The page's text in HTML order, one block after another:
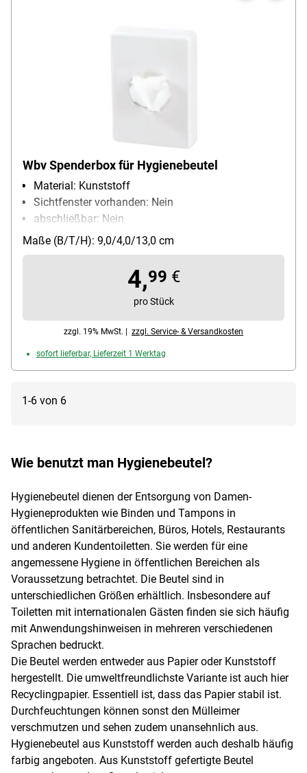
Wbv Spenderbox für Hygienebeutel
Material: Kunststoff
Sichtfenster vorhanden: Nein
abschließbar: Nein
Besonderheiten: ohne Hygienebeutel
Maße (B/T/H): 9,0/4,0/13,0 cm
4,99 €
pro Stück
zzgl. 19% MwSt. | zzgl. Service- & Versandkosten
sofort lieferbar, Lieferzeit 1 Werktag
1-6 von 6
Wie benutzt man Hygienebeutel?
Hygienebeutel dienen der Entsorgung von Damen-
Hygieneprodukten wie Binden und Tampons in
öffentlichen Sanitärbereichen, Büros, Hotels, Restaurants
und anderen Kundentoiletten. Sie werden für eine
angemessene Hygiene in öffentlichen Bereichen als
Voraussetzung betrachtet. Die Beutel sind in
unterschiedlichen Größen erhältlich. Insbesondere auf
Toiletten mit internationalen Gästen finden sie sich häufig
mit Anwendungshinweisen in mehreren verschiedenen
Sprachen bedruckt.
Die Beutel werden entweder aus Papier oder Kunststoff
hergestellt. Die umweltfreundlichste Variante ist auch hier
Recyclingpapier. Essentiell ist, dass das Papier stabil ist.
Durchfeuchtungen können sonst den Mülleimer
verschmutzen und sehen zudem unansehnlich aus.
Hygienebeutel aus Kunststoff werden auch deshalb häufig
farbig angeboten. Aus Kunststoff gefertigte Beutel